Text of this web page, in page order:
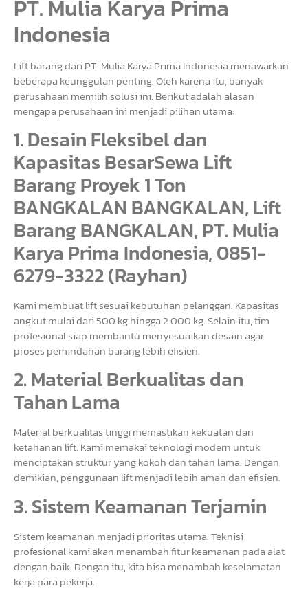
PT. Mulia Karya Prima
Indonesia
Lift barang dari PT. Mulia Karya Prima Indonesia menawarkan
beberapa keunggulan penting. Oleh karena itu, banyak
perusahaan memilih solusi ini. Berikut adalah alasan
mengapa perusahaan ini menjadi pilihan utama:
1. Desain Fleksibel dan
Kapasitas BesarSewa Lift
Barang Proyek 1 Ton
BANGKALAN BANGKALAN, Lift
Barang BANGKALAN, PT. Mulia
Karya Prima Indonesia, 0851-
6279-3322 (Rayhan)
Kami membuat lift sesuai kebutuhan pelanggan. Kapasitas
angkut mulai dari 500 kg hingga 2.000 kg. Selain itu, tim
profesional siap membantu menyesuaikan desain agar
proses pemindahan barang lebih efisien.
2. Material Berkualitas dan
Tahan Lama
Material berkualitas tinggi memastikan kekuatan dan
ketahanan lift. Kami memakai teknologi modern untuk
menciptakan struktur yang kokoh dan tahan lama. Dengan
demikian, penggunaan lift menjadi lebih aman dan efisien.
3. Sistem Keamanan Terjamin
Sistem keamanan menjadi prioritas utama. Teknisi
profesional kami akan menambah fitur keamanan pada alat
dengan baik. Dengan itu, kita bisa menambah keselamatan
kerja para pekerja.